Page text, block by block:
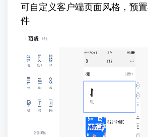
可自定义客户端页面风格，预
件